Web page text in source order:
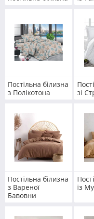
Постільна білизна
з Полікотона
зі
Постільна білизна
з Вареної
Бавовни
із